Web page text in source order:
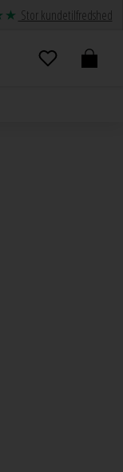
Stor kundetilfredshed